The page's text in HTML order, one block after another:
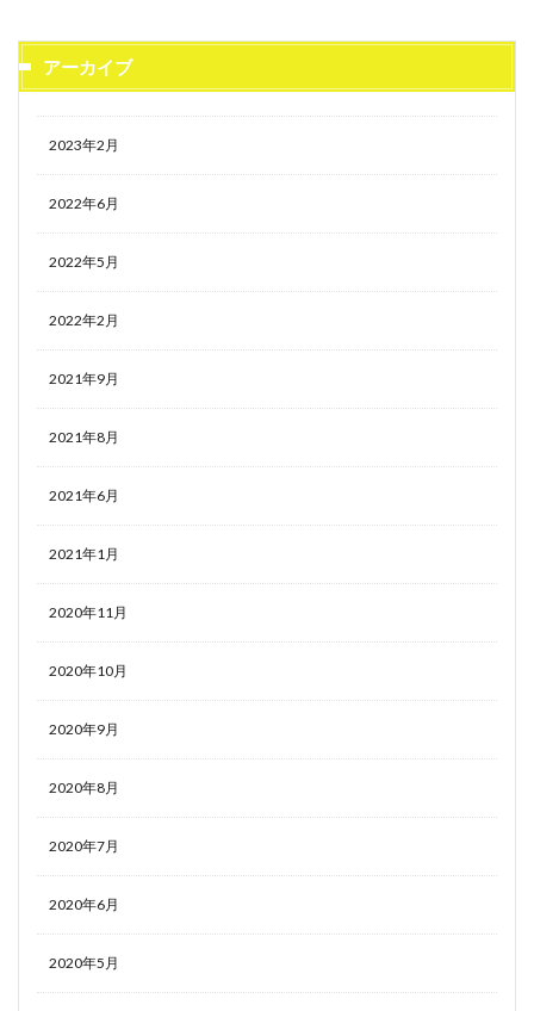
アーカイブ
2023年2月
2022年6月
2022年5月
2022年2月
2021年9月
2021年8月
2021年6月
2021年1月
2020年11月
2020年10月
2020年9月
2020年8月
2020年7月
2020年6月
2020年5月